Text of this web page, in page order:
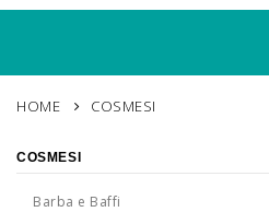
Alimentazione e Dietetica
Cosmetici Naturali
HOME COSMESI
COSMESI
Barba e Baffi